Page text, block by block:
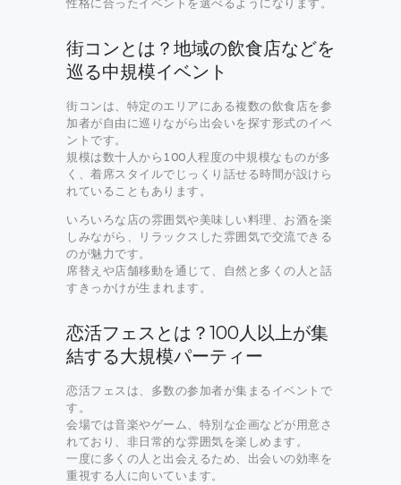
性格に合ったイベントを選べるようになります。
街コンとは？地域の飲食店などを
巡る中規模イベント
街コンは、特定のエリアにある複数の飲食店を参
加者が自由に巡りながら出会いを探す形式のイベ
ントです。
規模は数十人から100人程度の中規模なものが多
く、着席スタイルでじっくり話せる時間が設けら
れていることもあります。
いろいろな店の雰囲気や美味しい料理、お酒を楽
しみながら、リラックスした雰囲気で交流できる
のが魅力です。
席替えや店舗移動を通じて、自然と多くの人と話
すきっかけが生まれます。
恋活フェスとは？100人以上が集
結する大規模パーティー
恋活フェスは、多数の参加者が集まるイベントで
す。
会場では音楽やゲーム、特別な企画などが用意さ
れており、非日常的な雰囲気を楽しめます。
一度に多くの人と出会えるため、出会いの効率を
重視する人に向いています。